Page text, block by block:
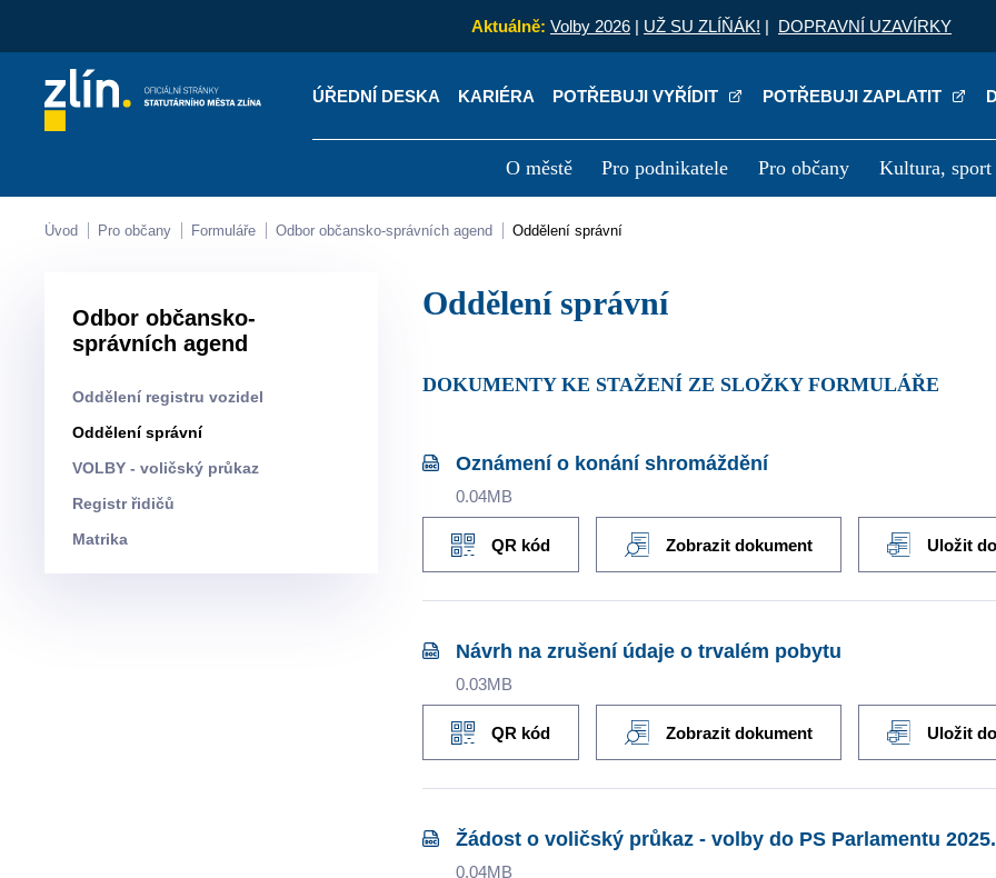
Aktuálně: Volby 2026 | UŽ SU ZLÍŇÁK! | DOPRAVNÍ UZAVÍRKY
ÚŘEDNÍ DESKA KARIÉRA POTŘEBUJI VYŘÍDIT POTŘEBUJI ZAPLATIT
O městě Pro podnikatele Pro občany Kultura, sport
Kontakty Úřední deska
Úvod Pro občany Formuláře Odbor občansko-správních agend Oddělení správní
Odbor občansko-
správních agend
Oddělení registru vozidel
Oddělení správní
VOLBY - voličský průkaz
Registr řidičů
Matrika
Oddělení správní
DOKUMENTY KE STAŽENÍ ZE SLOŽKY FORMULÁŘE
Oznámení o konání shromáždění
0.04MB
QR kód Zobrazit dokument Uložit
Návrh na zrušení údaje o trvalém pobytu
0.03MB
QR kód Zobrazit dokument Uložit
Žádost o voličský průkaz - volby do PS Parlamentu
0.04MB